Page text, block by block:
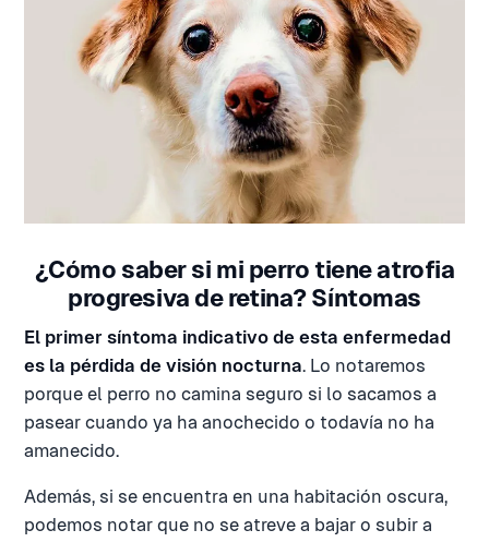
¿Cómo saber si mi perro tiene atrofia
progresiva de retina? Síntomas
El primer síntoma indicativo de esta enfermedad
es la pérdida de visión nocturna. Lo notaremos
porque el perro no camina seguro si lo sacamos a
pasear cuando ya ha anochecido o todavía no ha
amanecido.
Además, si se encuentra en una habitación oscura,
podemos notar que no se atreve a bajar o subir a